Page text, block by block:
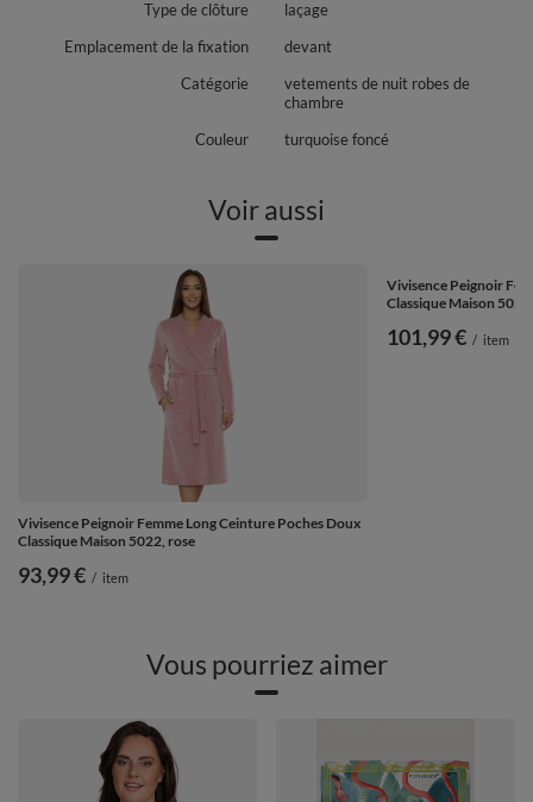
Type de clôture
laçage
Emplacement de la fixation
devant
Catégorie
vetements de nuit robes de
chambre
Couleur
turquoise foncé
Voir aussi
Vivisence Peignoir Femme Long Ceinture Poches Doux
Classique Maison 5022, rose
93,99 € / item
Vivisence Peignoir
Classique Maison
101,99 € / item
Vous pourriez aimer